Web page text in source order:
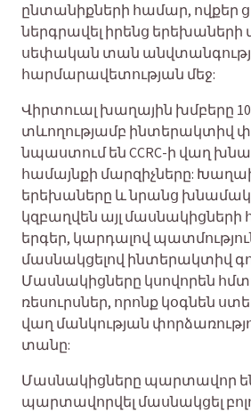
ընտանիքների համար, ովքեր
ներգրավել իրենց երեխաների
սեփական տան
հարմարավետության մեջ:
Վիրտուալ խաղային խմբերը
տևողությամբ ինտերակտիվ
նպաստում են CCRC-ի վաղ
համայնքի մարզիչները:
երեխաները և նրանց
կզբաղվեն այլ մասնակիցների
երգեր, կարդալով
մասնակցելով ինտերակտիվ
Մասնակիցները կսովորեն
ռեսուրսներ, որոնք կօգնեն
վաղ մանկության
տանը:
Մասնակիցները պարտավոր
պարտավորվել մասնակցել